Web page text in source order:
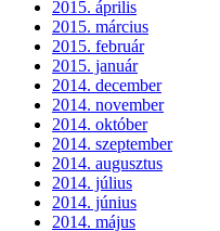
2015. április
2015. március
2015. február
2015. január
2014. december
2014. november
2014. október
2014. szeptember
2014. augusztus
2014. július
2014. június
2014. május